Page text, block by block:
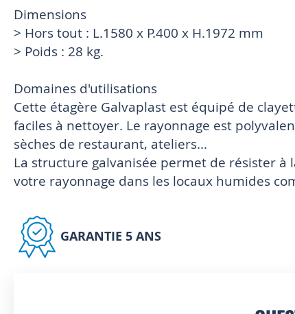
Dimensions
> Hors tout : L.1580 x P.400 x H.1972 mm
> Poids : 28 kg.
Domaines d'utilisations
Cette étagère Galvaplast est équipé de
faciles à nettoyer. Le rayonnage est
sèches de restaurant, ateliers...
La structure galvanisée permet de résister
votre rayonnage dans les locaux humides
GARANTIE 5 ANS